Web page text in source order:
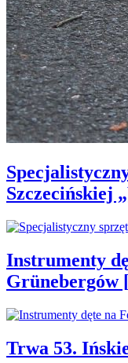
Szczecińskiej
Instrumenty
Grünebergów
Trwa 53.